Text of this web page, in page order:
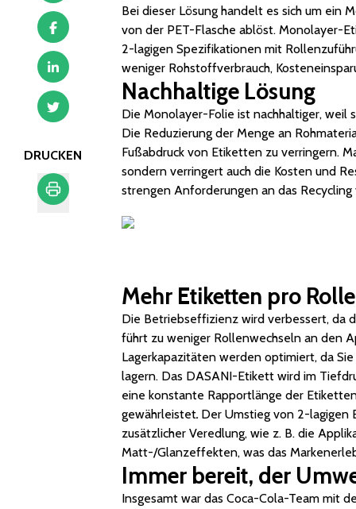
DRUCKEN
Bei dieser Lösung handelt es sich um ein
von der PET-Flasche ablöst. Monolayer-
2-lagigen Spezifikationen mit
weniger Rohstoffverbrauch,
Nachhaltige Lösung
Die Monolayer-Folie ist nachhaltiger, weil
Die Reduzierung der Menge an
Fußabdruck von Etiketten zu verringern.
sondern verringert auch die Kosten und
strengen Anforderungen an das
Mehr Etiketten pro
Die Betriebseffizienz wird verbessert, da
führt zu weniger Rollenwechseln an den
Lagerkapazitäten werden optimiert, da
lagern. Das DASANI-Etikett wird im
eine konstante Rapportlänge der
gewährleistet. Der Umstieg von 2-
zusätzlicher Veredlung, wie z. B. die
Matt-/Glanzeffekten, was das
Immer bereit, der
Insgesamt war das Coca-Cola-Team mit